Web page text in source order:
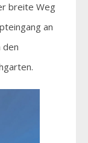
breite Weg
an
den